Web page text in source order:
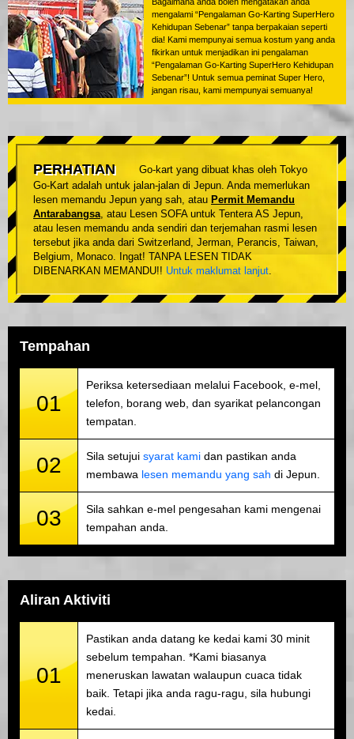
mengalami “Pengalaman Go-Karting SuperHero
Kehidupan Sebenar” tanpa berpakaian seperti
dia! Kami mempunyai semua kostum yang anda
fikirkan untuk menjadikan ini pengalaman
“Pengalaman Go-Karting SuperHero Kehidupan
Sebenar”! Untuk semua peminat Super Hero,
jangan risau, kami mempunyai semuanya!
PERHATIAN
Go-kart yang dibuat khas oleh Tokyo
Go-Kart adalah untuk jalan-jalan di Jepun. Anda memerlukan
lesen memandu Jepun yang sah, atau Permit Memandu
Antarabangsa, atau Lesen SOFA untuk Tentera AS Jepun,
atau lesen memandu anda sendiri dan terjemahan rasmi lesen
tersebut jika anda dari Switzerland, Jerman, Perancis, Taiwan,
Belgium, Monaco. Ingat! TANPA LESEN TIDAK
DIBENARKAN MEMANDU!! Untuk maklumat lanjut.
Tempahan
01
Periksa ketersediaan melalui Facebook, e-mel,
telefon, borang web, dan syarikat pelancongan
tempatan.
02 Sila setujui syarat kami dan pastikan anda
membawa lesen memandu yang sah di Jepun.
03
Sila sahkan e-mel pengesahan kami mengenai
tempahan anda.
Aliran Aktiviti
01
Pastikan anda datang ke kedai kami 30 minit
sebelum tempahan. *Kami biasanya
meneruskan lawatan walaupun cuaca tidak
baik. Tetapi jika anda ragu-ragu, sila hubungi
kedai.